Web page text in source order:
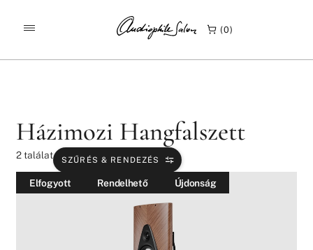
0
KEZDŐLAP TERMÉKEK / HANGFALAK
/
Házimozi Hangfalszett
2találat SZŰRÉS & RENDEZÉS
Elfogyott Rendelhető Újdonság